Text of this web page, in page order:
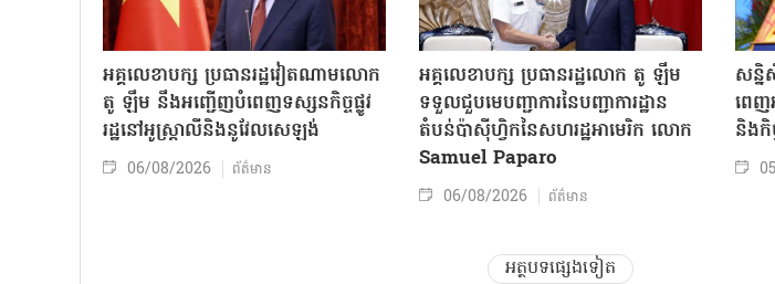
អគ្គលេខាបក្ស ប្រធានរដ្ឋវៀតណាមលោក
តូ ឡឹម នឹងអញ្ជើញបំពេញទស្សនកិច្ចផ្លូវ
រដ្ឋនៅអូស្ត្រាលីនិងនូវែលសេឡង់
06/08/2026 ព័ត៌មាន
អគ្គលេខាបក្ស ប្រធានរដ្ឋលោក តូ ឡឹម
ទទួលជួបមេបញ្ជាការនៃបញ្ជាការដ្ឋាន
តំបន់ប៉ាស៊ីហ្វិកនៃសហរដ្ឋអាមេរិក លោក
Samuel Paparo
06/08/2026 ព័ត៌មាន
សន្
ពេញ
និងកិ
អត្ថបទផ្សេងទៀត